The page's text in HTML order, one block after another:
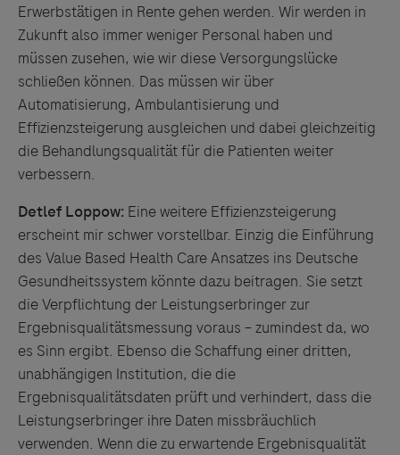
Erwerbstätigen in Rente gehen werden. Wir werden in
Zukunft also immer weniger Personal haben und
müssen zusehen, wie wir diese Versorgungslücke
schließen können. Das müssen wir über
Automatisierung, Ambulantisierung und
Effizienzsteigerung ausgleichen und dabei gleichzeitig
die Behandlungsqualität für die Patienten weiter
verbessern.
Detlef Loppow: Eine weitere Effizienzsteigerung
erscheint mir schwer vorstellbar. Einzig die Einführung
des Value Based Health Care Ansatzes ins Deutsche
Gesundheitssystem könnte dazu beitragen. Sie setzt
die Verpflichtung der Leistungserbringer zur
Ergebnisqualitätsmessung voraus – zumindest da, wo
es Sinn ergibt. Ebenso die Schaffung einer dritten,
unabhängigen Institution, die die
Ergebnisqualitätsdaten prüft und verhindert, dass die
Leistungserbringer ihre Daten missbräuchlich
verwenden. Wenn die zu erwartende Ergebnisqualität